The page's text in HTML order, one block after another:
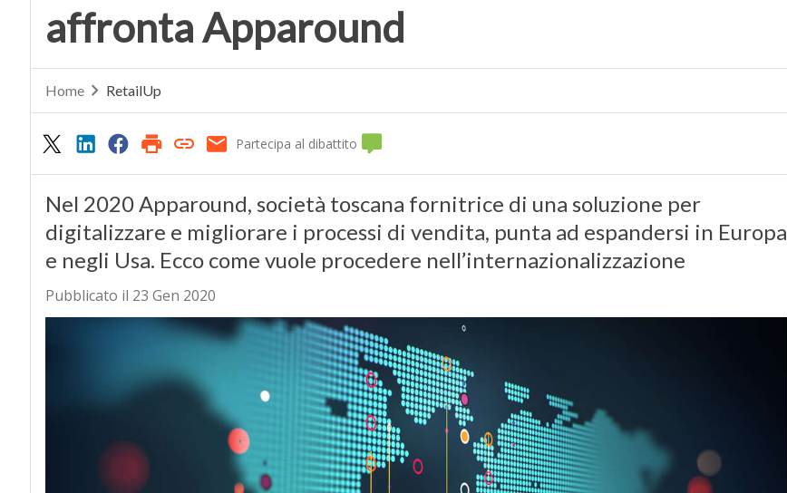
affronta Apparound
Home RetailUp
Partecipa al dibattito
Nel 2020 Apparound, società toscana fornitrice di una soluzione per
digitalizzare e migliorare i processi di vendita, punta ad espandersi in Europa
e negli Usa. Ecco come vuole procedere nell’internazionalizzazione
Pubblicato il 23 Gen 2020